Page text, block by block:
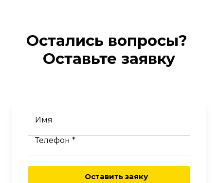
Остались вопросы?
Оставьте заявку
Имя
Телефон *
Оставить заяку